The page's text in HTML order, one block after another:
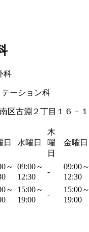
テーション科
区古淵２丁目１６－１
日 水曜日
木
曜
日
金曜日
～ 09:00～
12:30
-
09:00～
12:30
～
15:00～
19:00
-
15:00～
19:00